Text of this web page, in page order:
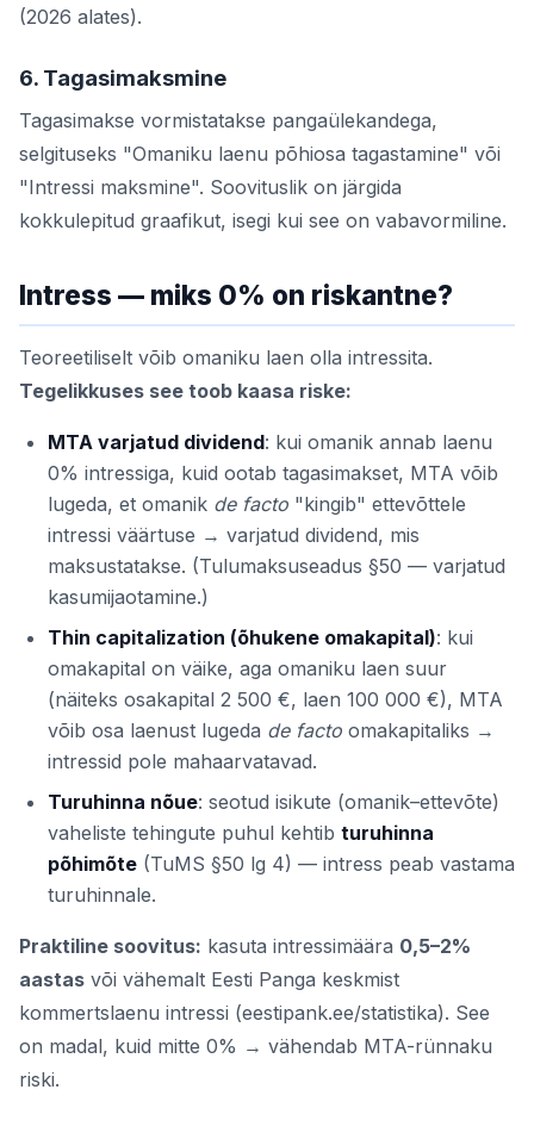
(2026 alates).
6. Tagasimaksmine
Tagasimakse vormistatakse pangaülekandega,
selgituseks "Omaniku laenu põhiosa tagastamine" või
"Intressi maksmine". Soovituslik on järgida
kokkulepitud graafikut, isegi kui see on vabavormiline.
Intress — miks 0% on riskantne?
Teoreetiliselt võib omaniku laen olla intressita.
Tegelikkuses see toob kaasa riske:
MTA varjatud dividend: kui omanik annab laenu
0% intressiga, kuid ootab tagasimakset, MTA võib
lugeda, et omanik de facto "kingib" ettevõttele
intressi väärtuse → varjatud dividend, mis
maksustatakse. (Tulumaksuseadus §50 — varjatud
kasumijaotamine.)
Thin capitalization (õhukene omakapital): kui
omakapital on väike, aga omaniku laen suur
(näiteks osakapital 2 500 €, laen 100 000 €), MTA
võib osa laenust lugeda de facto omakapitaliks →
intressid pole mahaarvatavad.
Turuhinna nõue: seotud isikute (omanik–ettevõte)
vaheliste tehingute puhul kehtib turuhinna
põhimõte (TuMS §50 lg 4) — intress peab vastama
turuhinnale.
Praktiline soovitus: kasuta intressimäära 0,5–2%
aastas või vähemalt Eesti Panga keskmist
kommertslaenu intressi (eestipank.ee/statistika). See
on madal, kuid mitte 0% → vähendab MTA-rünnaku
riski.